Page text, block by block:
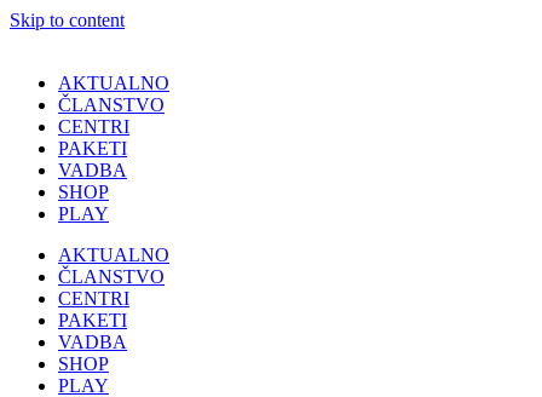
Skip to content
AKTUALNO
ČLANSTVO
CENTRI
PAKETI
VADBA
SHOP
PLAY
AKTUALNO
ČLANSTVO
CENTRI
PAKETI
VADBA
SHOP
PLAY